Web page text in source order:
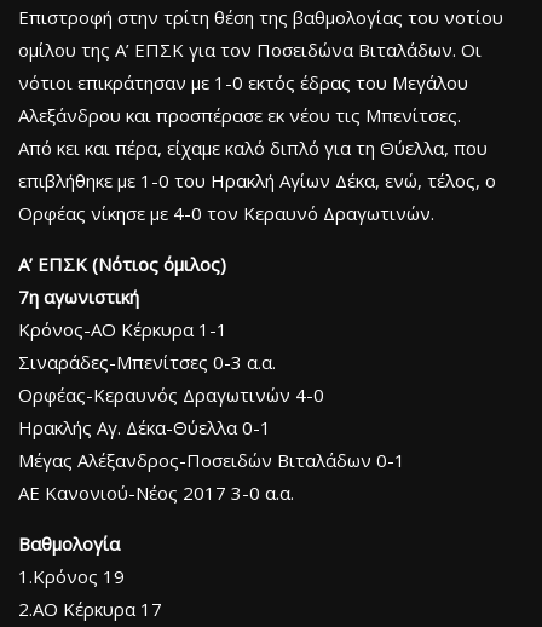
Επιστροφή στην τρίτη θέση της βαθμολογίας του νοτίου
ομίλου της Α’ ΕΠΣΚ για τον Ποσειδώνα Βιταλάδων. Οι
νότιοι επικράτησαν με 1-0 εκτός έδρας του Μεγάλου
Αλεξάνδρου και προσπέρασε εκ νέου τις Μπενίτσες.
Από κει και πέρα, είχαμε καλό διπλό για τη Θύελλα, που
επιβλήθηκε με 1-0 του Ηρακλή Αγίων Δέκα, ενώ, τέλος, ο
Ορφέας νίκησε με 4-0 τον Κεραυνό Δραγωτινών.
Α’ ΕΠΣΚ (Νότιος όμιλος)
7η αγωνιστική
Κρόνος-ΑΟ Κέρκυρα 1-1
Σιναράδες-Μπενίτσες 0-3 α.α.
Ορφέας-Κεραυνός Δραγωτινών 4-0
Ηρακλής Αγ. Δέκα-Θύελλα 0-1
Μέγας Αλέξανδρος-Ποσειδών Βιταλάδων 0-1
ΑΕ Κανονιού-Νέος 2017 3-0 α.α.
Βαθμολογία
1.Κρόνος 19
2.ΑΟ Κέρκυρα 17